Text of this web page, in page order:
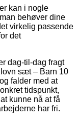
kan i nogle
behøver dine
virkelig passende
det
dag-til-dag fragt
sæt – Barn 10
falder med at
tidspunkt,
kunne nå at få
har fri.